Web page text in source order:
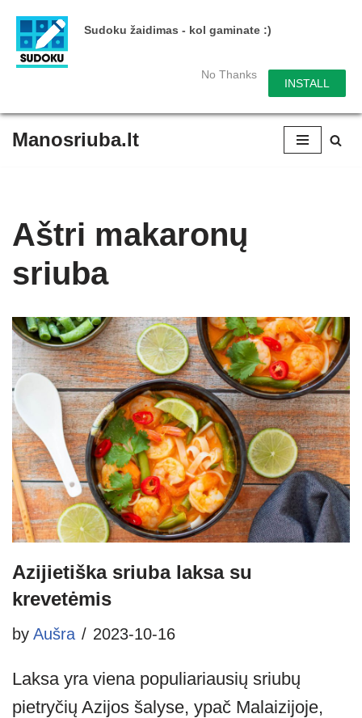
Sudoku žaidimas - kol gaminate :)
No Thanks
INSTALL
content
Manosriuba.lt
Aštri makaronų
sriuba
Azijietiška sriuba laksa su
krevetėmis
by Aušra 2023-10-16
Laksa yra viena populiariausių sriubų
pietryčių Azijos šalyse, ypač Malaizijoje,